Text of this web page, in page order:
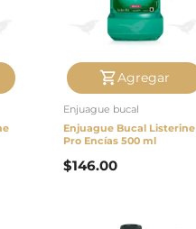
Agregar
Enjuague bucal
Enjuague Bucal Listerine
Pro Encías 500 ml
$146.00